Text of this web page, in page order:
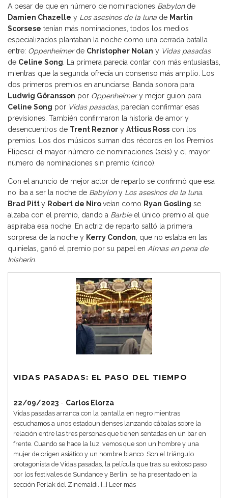
A pesar de que en número de nominaciones Babylon de
Damien Chazelle y Los asesinos de la luna de Martin
Scorsese tenían más nominaciones, todos los medios
especializados plantaban la noche como una cerrada batalla
entre: Oppenheimerde Christopher Nolan y Vidas pasadas
de Celine Song . La primera parecía contar con más entusiastas,
mientras que la segunda ofrecía un consenso más amplio. Los
dos primeros premios en anunciarse, Banda sonora para
Ludwig Göransson por Oppenheimery mejor guion para
Celine Song por Vidas pasadas, parecían confirmar esas
previsiones. También confirmaron la historia de amor y
desencuentros de Trent Reznor y Atticus Ross con los
premios. Los dos músicos suman dos récords en los Premios
Flipesci: el mayor número de nominaciones (seis) y el mayor
número de nominaciones sin premio (cinco).
Con el anuncio de mejor actor de reparto se confirmó que esa
no iba a ser la noche de Babylony Los asesinos de la luna
Brad Pitty Robert de Niroveían como Ryan Gosling se
alzaba con el premio, dando a Barbieel único premio al que
aspiraba esa noche. En actriz de reparto saltó la primera
sorpresa de la noche y Kerry Condon , que no estaba en las
quinielas, ganó el premio por su papel en Almas en pena de
Inisherin.
VIDAS PASADAS: EL PASO DEL TIEMPO
22/09/2023 - Carlos Elorza
Vidas pasadas arranca con la pantalla en negro mientras
escuchamos a unos estadounidenses lanzando cábalas sobre la
relación entre las tres personas que tienen sentadas en un bar en
frente. Cuando se hace la luz, vemos que son un hombre y una
mujer de origen asiático y un hombre blanco. Son el triángulo
protagonista de Vidas pasadas, la película que tras su exitoso paso
por los festivales de Sundance y Berlín, se ha presentado en la
sección Perlak del Zinemaldi. […] Leer más